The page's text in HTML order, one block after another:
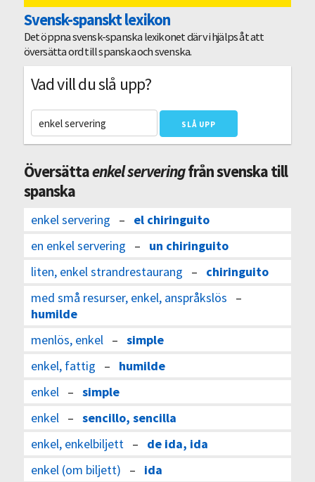
Svensk-spanskt lexikon
Det öppna svensk-spanska lexikonet där vi hjälps åt att
översätta ord till spanska och svenska.
Vad vill du slå upp?
Översättaenkel serveringfrån svenska till
spanska
enkel servering – el chiringuito
en enkel servering – un chiringuito
liten, enkel strandrestaurang – chiringuito
med små resurser, enkel, anspråkslös –
humilde
menlös, enkel – simple
enkel, fattig – humilde
enkel – simple
enkel – sencillo, sencilla
enkel, enkelbiljett – de ida, ida
enkel (om biljett) – ida